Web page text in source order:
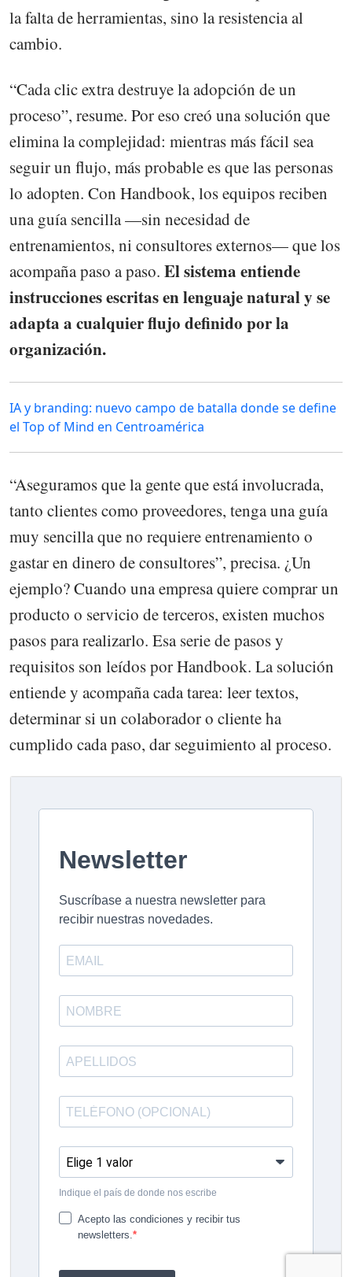
la falta de herramientas, sino la resistencia al
cambio.
“Cada clic extra destruye la adopción de un
proceso”, resume. Por eso creó una solución que
elimina la complejidad: mientras más fácil sea
seguir un flujo, más probable es que las personas
lo adopten. Con Handbook, los equipos reciben
una guía sencilla —sin necesidad de
entrenamientos, ni consultores externos— que los
acompaña paso a paso. El sistema entiende
instrucciones escritas en lenguaje natural y se
adapta a cualquier flujo definido por la
organización.
IA y branding: nuevo campo de batalla donde se define
el Top of Mind en Centroamérica
“Aseguramos que la gente que está involucrada,
tanto clientes como proveedores, tenga una guía
muy sencilla que no requiere entrenamiento o
gastar en dinero de consultores”, precisa. ¿Un
ejemplo? Cuando una empresa quiere comprar un
producto o servicio de terceros, existen muchos
pasos para realizarlo. Esa serie de pasos y
requisitos son leídos por Handbook. La solución
entiende y acompaña cada tarea: leer textos,
determinar si un colaborador o cliente ha
cumplido cada paso, dar seguimiento al proceso.